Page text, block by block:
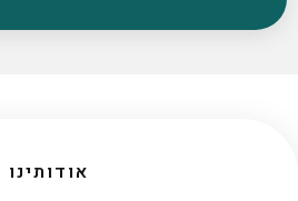
אודותינו